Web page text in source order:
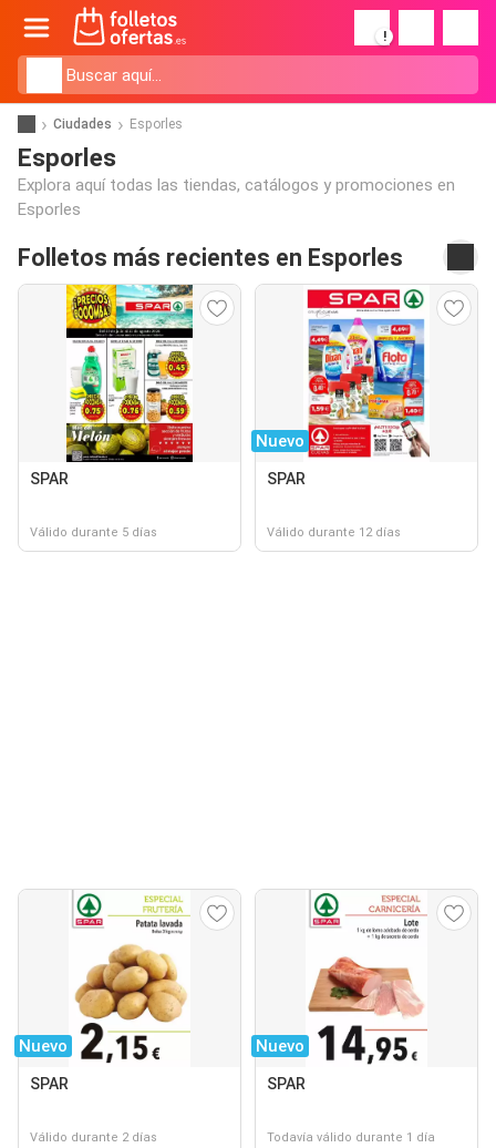
!
Ciudades Esporles
Esporles
Explora aquí todas las tiendas, catálogos y promociones en
Esporles
Folletos más recientes en Esporles
SPAR
Válido durante 5 días
Nuevo
SPAR
Válido durante 12 días
Nuevo
SPAR
Válido durante 2 días
Nuevo
SPAR
Todavía válido durante 1 día